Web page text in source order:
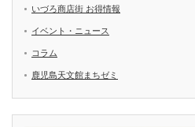
いづろ商店街 お得情報
イベント・ニュース
コラム
鹿児島天文館まちゼミ